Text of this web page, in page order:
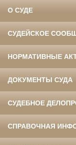
О СУДЕ
СУДЕЙСКОЕ
НОРМАТИВНЫЕ
ДОКУМЕНТЫ СУДА
СУДЕБНОЕ
СПРАВОЧНАЯ